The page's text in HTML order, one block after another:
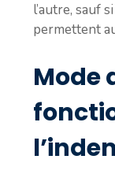
l’autre, sauf
permettent
Mode